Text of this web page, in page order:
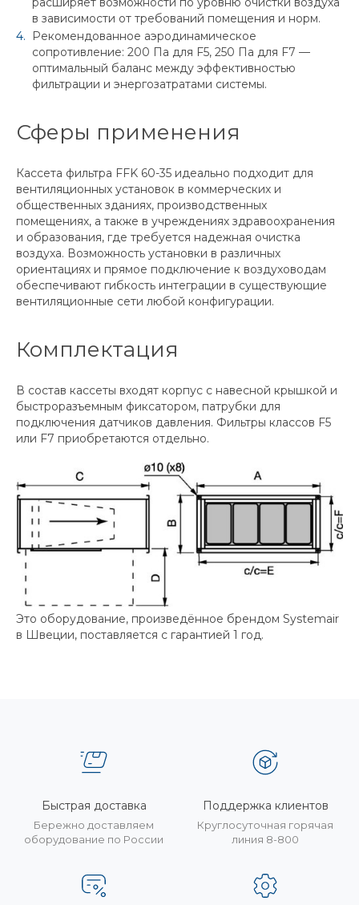
в зависимости от требований помещения и норм.
Рекомендованное аэродинамическое
сопротивление: 200 Па для F5, 250 Па для F7 —
оптимальный баланс между эффективностью
фильтрации и энергозатратами системы.
Сферы применения
Кассета фильтра FFK 60-35 идеально подходит для
вентиляционных установок в коммерческих и
общественных зданиях, производственных
помещениях, а также в учреждениях здравоохранения
и образования, где требуется надежная очистка
воздуха. Возможность установки в различных
ориентациях и прямое подключение к воздуховодам
обеспечивают гибкость интеграции в существующие
вентиляционные сети любой конфигурации.
Комплектация
В состав кассеты входят корпус с навесной крышкой и
быстроразъемным фиксатором, патрубки для
подключения датчиков давления. Фильтры классов F5
или F7 приобретаются отдельно.
Это оборудование, произведённое брендом Systemair
в Швеции, поставляется с гарантией 1 год.
Быстрая доставка
Бережно доставляем
оборудование по России
Поддержка клиентов
Круглосуточная горячая
линия 8-800